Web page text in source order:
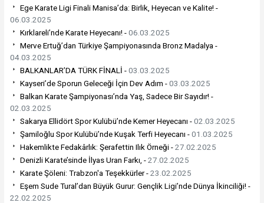
Ege Karate Ligi Finali Manisa’da: Birlik, Heyecan ve Kalite! -
06.03.2025
Kırklareli’nde Karate Heyecanı! -06.03.2025
Merve Ertuğ’dan Türkiye Şampiyonasında Bronz Madalya -
04.03.2025
BALKANLAR’DA TÜRK FİNALİ -03.03.2025
Kayseri’de Sporun Geleceği İçin Dev Adım -03.03.2025
Balkan Karate Şampiyonası’nda Yaş, Sadece Bir Sayıdır! -
02.03.2025
Sakarya Ellidört Spor Kulübü’nde Kemer Heyecanı -02.03.2025
Şamiloğlu Spor Kulübü’nde Kuşak Terfi Heyecanı -01.03.2025
Hakemlikte Fedakârlık: Şerafettin Ilık Örneği -27.02.2025
Denizli Karate’sinde İlyas Uran Farkı, -27.02.2025
Karate Şöleni: Trabzon'a Teşekkürler -23.02.2025
Eşem Sude Tural’dan Büyük Gurur: Gençlik Ligi’nde Dünya İkinciliği! -
22.02.2025